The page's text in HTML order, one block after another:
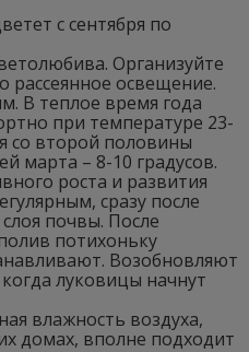
с сентября по
Организуйте
рассеянное освещение.
В теплое время года
при температуре 23-
со второй половины
марта – 8-10 градусов.
роста и развития
сразу после
почвы. После
потихоньку
Возобновляют
луковицы начнут
влажность воздуха,
домах, вполне подходит